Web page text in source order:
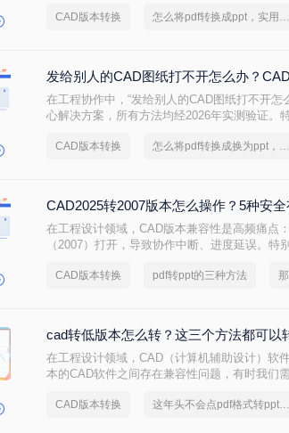
本文将介绍四种有效的方法来实现这一目标。
CAD版本转换 怎么将pdf转换成ppt，实用方法不要错过
发给别人的CAD图纸打不开怎么办？
在工程协作中，“发给别人的CAD图纸打不开
心解决方案，所有方法均经2026年实测验证。
CAD版本转换 怎么将pdf转换成换为ppt，分享一种简单的方法
CAD2025转2007版本怎么操作？5种安
在工程设计领域，CAD版本兼容性是高频痛点
（2007）打开，导致协作中断、进度延误。特
2007核心解决方案，严格区分安全使用场景，
CAD版本转换 pdf转ppt的三种方法
cad转低版本怎么转？这三个方法都可以
在工程设计领域，CAD（计算机辅助设计）软
本的CAD软件之间存在兼容性问题，有时我们
CAD文件转换为低版本的方法，帮助您解决兼
CAD版本转换 这年头不会点pdf格式转ppt技巧，都不好意思说是职场老手了